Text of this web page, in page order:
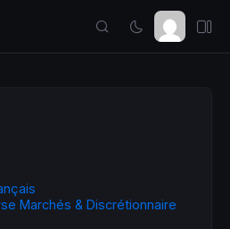
Marchés & Discrétionnaire